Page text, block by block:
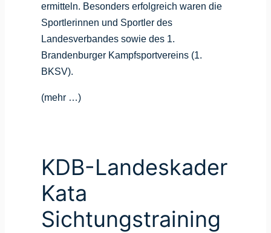
ermitteln. Besonders erfolgreich waren die
Sportlerinnen und Sportler des
Landesverbandes sowie des 1.
Brandenburger Kampfsportvereins (1.
BKSV).
(mehr …)
KDB-Landeskader
Kata
Sichtungstraining